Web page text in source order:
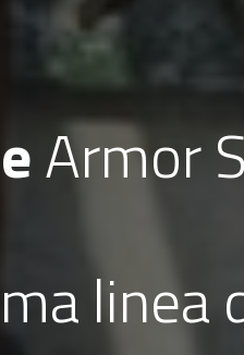
Armor
linea